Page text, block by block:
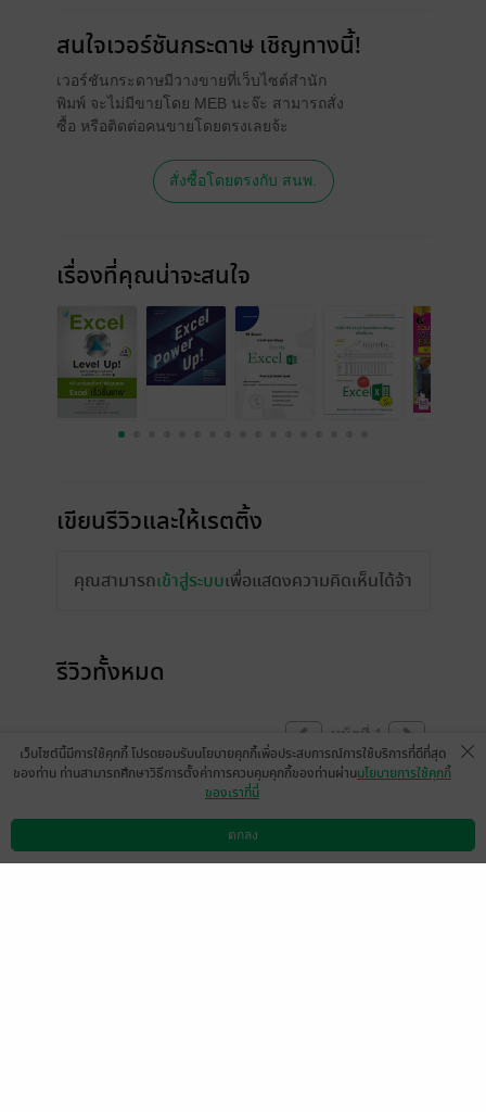
สนใจเวอร์ชันกระดาษ เชิญทางนี้!
เวอร์ชันกระดาษมีวางขายที่เว็บไซต์สำนัก
พิมพ์ จะไม่มีขายโดย MEB นะจ๊ะ สามารถสั่ง
ซื้อ หรือติดต่อคนขายโดยตรงเลยจ้ะ
สั่งซื้อโดยตรงกับ สนพ.
เรื่องที่คุณน่าจะสนใจ
เขียนรีวิวและให้เรตติ้ง
คุณสามารถเข้าสู่ระบบเพื่อแสดงความคิดเห็นได้จ้า
รีวิวทั้งหมด
หน้าที่ 1
ดาวน์โหลดแอป วิธีการใช้งาน ติดต่อเรา
เว็บไซต์นี้มีการใช้คุกกี้ โปรดยอมรับนโยบายคุกกี้เพื่อประสบการณ์การใช้บริการที่ดีที่สุด
ของท่าน ท่านสามารถศึกษาวิธีการตั้งค่าการควบคุมคุกกี้ของท่านผ่านนโยบายการใช้คุกกี้
ของเราที่นี่
ตกลง